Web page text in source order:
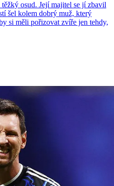
osud. Její majitel se jí zbavil
šel kolem dobrý muž, který
si měli pořizovat zvíře jen tehdy,